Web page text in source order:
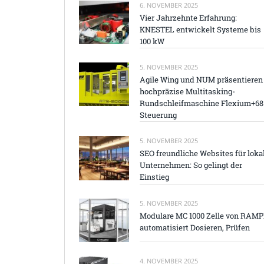
6. NOVEMBER 2025
Vier Jahrzehnte Erfahrung:
KNESTEL entwickelt Systeme bis
100 kW
5. NOVEMBER 2025
Agile Wing und NUM präsentieren
hochpräzise Multitasking-
Rundschleifmaschine Flexium+68
Steuerung
5. NOVEMBER 2025
SEO freundliche Websites für
Unternehmen: So gelingt der
Einstieg
5. NOVEMBER 2025
Modulare MC 1000 Zelle von
automatisiert Dosieren, Prüfen
4. NOVEMBER 2025